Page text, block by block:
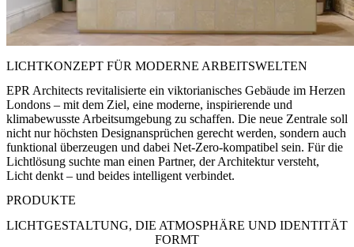
LICHTKONZEPT FÜR MODERNE ARBEITSWELTEN
EPR Architects revitalisierte ein viktorianisches Gebäude im Herzen
Londons – mit dem Ziel, eine moderne, inspirierende und
klimabewusste Arbeitsumgebung zu schaffen. Die neue Zentrale soll
nicht nur höchsten Designansprüchen gerecht werden, sondern auch
funktional überzeugen und dabei Net-Zero-kompatibel sein. Für die
Lichtlösung suchte man einen Partner, der Architektur versteht,
Licht denkt – und beides intelligent verbindet.
PRODUKTE
LICHTGESTALTUNG, DIE ATMOSPHÄRE UND IDENTITÄT
FORMT